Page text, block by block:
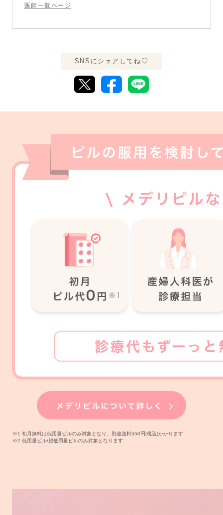
医師一覧ページ
SNSにシェアしてね♡
※1 初月無料は低用量ピルのみ対象となり、別途送料550円(税込)かかります
※2 低用量ピル/超低用量ピルのみ対象となります